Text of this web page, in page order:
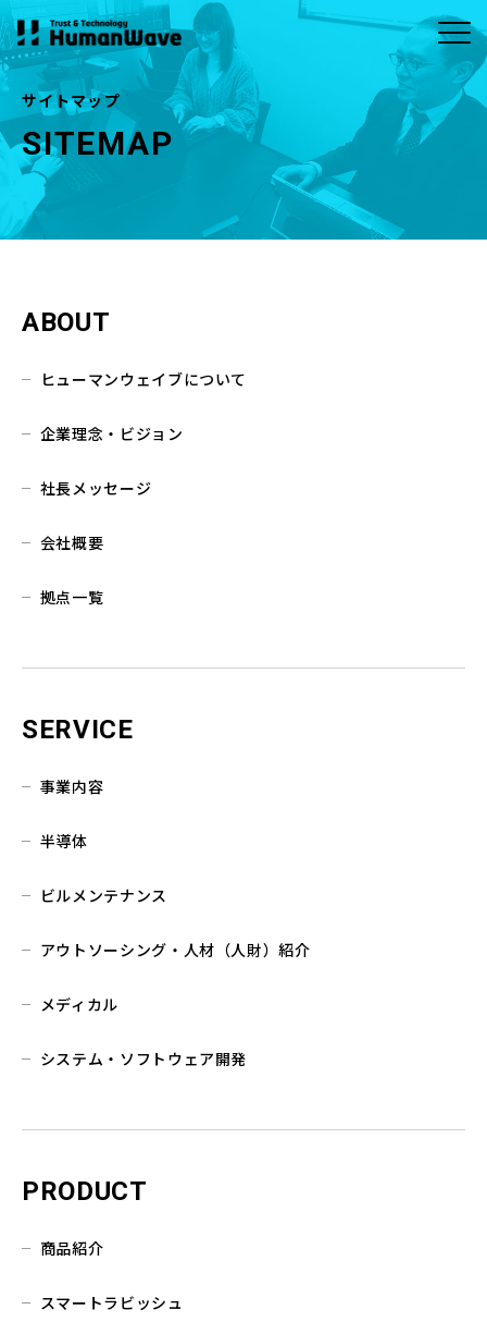
ヒューマンウェイブについ
MORE
企業理念・ビジョ
社長メッセージ
会社概要
事業内容 MORE
半導体 ビルメンテナンス
紹介
システム・ソフト
CONTACT お問い合わせ
商品のお問い合わ
せ
サイトマップ
SITEMAP
ABOUT
ヒューマンウェイブについて
企業理念・ビジョン
社長メッセージ
会社概要
拠点一覧
SERVICE
事業内容
半導体
ビルメンテナンス
アウトソーシング・人材（人財）紹介
メディカル
システム・ソフトウェア開発
PRODUCT
商品紹介
スマートラビッシュ